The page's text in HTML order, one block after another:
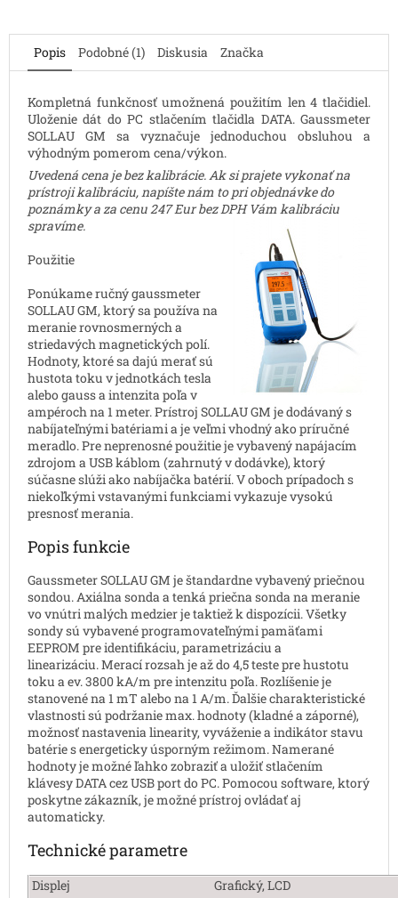
Popis Podobné (1) Diskusia Značka
Kompletná funkčnosť umožnená použitím len 4 tlačidiel.
Uloženie dát do PC stlačením tlačidla DATA. Gaussmeter
SOLLAU GM sa vyznačuje jednoduchou obsluhou a
výhodným pomerom cena/výkon.
Uvedená cena je bez kalibrácie. Ak si prajete vykonať na
prístroji kalibráciu, napíšte nám to pri objednávke do
poznámky a za cenu 247 Eur bez DPH Vám kalibráciu
spravíme.
Použitie
Ponúkame ručný gaussmeter
SOLLAU GM, ktorý sa používa na
meranie rovnosmerných a
striedavých magnetických polí.
Hodnoty, ktoré sa dajú merať sú
hustota toku v jednotkách tesla
alebo gauss a intenzita poľa v
ampéroch na 1 meter. Prístroj SOLLAU GM je dodávaný s
nabíjateľnými batériami a je veľmi vhodný ako príručné
meradlo. Pre neprenosné použitie je vybavený napájacím
zdrojom a USB káblom (zahrnutý v dodávke), ktorý
súčasne slúži ako nabíjačka batérií. V oboch prípadoch s
niekoľkými vstavanými funkciami vykazuje vysokú
presnosť merania.
Popis funkcie
Gaussmeter SOLLAU GM je štandardne vybavený priečnou
sondou. Axiálna sonda a tenká priečna sonda na meranie
vo vnútri malých medzier je taktiež k dispozícii. Všetky
sondy sú vybavené programovateľnými pamäťami
EEPROM pre identifikáciu, parametrizáciu a
linearizáciu. Merací rozsah je až do 4,5 teste pre hustotu
toku a ev. 3800 kA/m pre intenzitu poľa. Rozlíšenie je
stanovené na 1 mT alebo na 1 A/m. Ďalšie charakteristické
vlastnosti sú podržanie max. hodnoty (kladné a záporné),
možnosť nastavenia linearity, vyváženie a indikátor stavu
batérie s energeticky úsporným režimom. Namerané
hodnoty je možné ľahko zobraziť a uložiť stlačením
klávesy DATA cez USB port do PC. Pomocou software, ktorý
poskytne zákazník, je možné prístroj ovládať aj
automaticky.
Technické parametre
Displej Grafický, LCD